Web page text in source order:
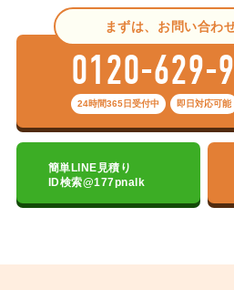
まずは、お問い合わ
0120-629-
24時間365日受付中 即日対応可能
簡単LINE見積り
ID検索@177pnalk